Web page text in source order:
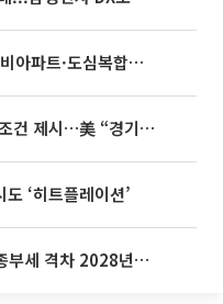
영끌 '주택공급' 대책 임박⋯비아파트·도심복합까지 총동원
이란, 미국에 호르무즈 합의 조건 제시…美 “경기 아직 안 끝나” [종합]
‘히트플레이션’
종부세 개편에도…1·3주택 종부세 격차 2028년부터 확대